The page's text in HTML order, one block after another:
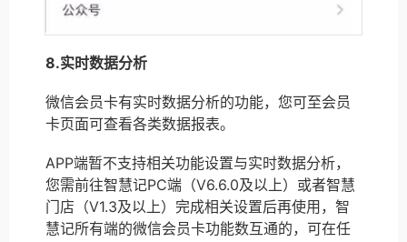
8.实时数据分析
微信会员卡有实时数据分析的功能，您可至会员
卡页面可查看各类数据报表。
APP端暂不支持相关功能设置与实时数据分析，
您需前往智慧记PC端（V6.6.0及以上）或者智慧
门店（V1.3及以上）完成相关设置后再使用，智
慧记所有端的微信会员卡功能数互通的，可在任